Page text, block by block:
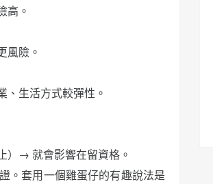
高。
風險。
生活方式較彈性。
）→ 就會影響在留資格。
。套用一個雞蛋仔的有趣說法是